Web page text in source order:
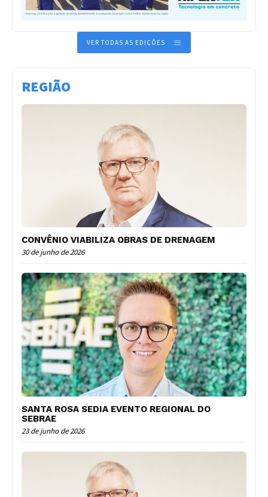
VER TODAS AS EDIÇÕES
REGIÃO
CONVÊNIO VIABILIZA OBRAS DE DRENAGEM
30 de junho de 2026
SANTA ROSA SEDIA EVENTO REGIONAL DO
SEBRAE
23 de junho de 2026